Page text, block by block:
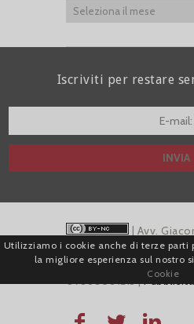
Iscriviti per restare
| Avv.
Piazza di Campitelli, 2 -
07880501213 |Pubblicità
Utilizziamo i cookie anche di terze parti
la migliore esperienza sul nostro
Cookie